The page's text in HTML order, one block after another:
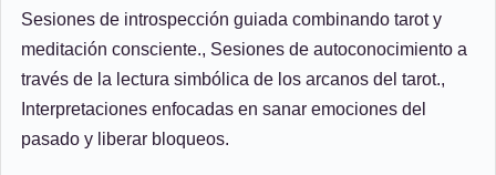
Sesiones de introspección guiada combinando tarot y
meditación consciente., Sesiones de autoconocimiento a
través de la lectura simbólica de los arcanos del tarot.,
Interpretaciones enfocadas en sanar emociones del
pasado y liberar bloqueos.